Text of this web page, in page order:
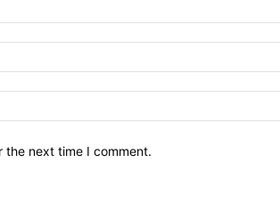
the next time I comment.